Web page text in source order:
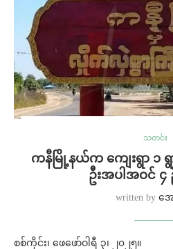
သတင်း
ကနီမြို့နယ်က ကျေးရွာ ၁ ရွာ
ဦးအပါအဝင် ၄
written by အေ
စစ်ကိုင်း၊ ဖေဖော်ဝါရီ ၃၊ ၂၀၂၅။